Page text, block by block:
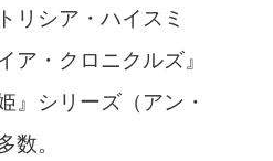
リシア・ハイスミ
ア・クロニクルズ』
』シリーズ（アン・
。